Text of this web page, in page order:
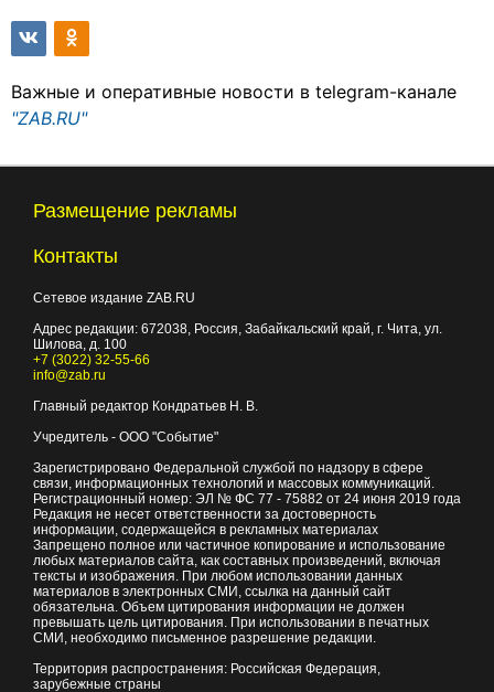
Важные и оперативные новости в telegram-канале
"ZAB.RU"
Размещение рекламы
Контакты
Сетевое издание ZAB.RU
Адрес редакции: 672038, Россия, Забайкальский край, г. Чита, ул.
Шилова, д. 100
+7 (3022) 32-55-66
info@zab.ru
Главный редактор Кондратьев Н. В.
Учредитель - ООО "Событие"
Зарегистрировано Федеральной службой по надзору в сфере
связи, информационных технологий и массовых коммуникаций.
Регистрационный номер: ЭЛ № ФС 77 - 75882 от 24 июня 2019 года
Редакция не несет ответственности за достоверность
информации, содержащейся в рекламных материалах
Запрещено полное или частичное копирование и использование
любых материалов сайта, как составных произведений, включая
тексты и изображения. При любом использовании данных
материалов в электронных СМИ, ссылка на данный сайт
обязательна. Объем цитирования информации не должен
превышать цель цитирования. При использовании в печатных
СМИ, необходимо письменное разрешение редакции.
Территория распространения: Российская Федерация,
зарубежные страны